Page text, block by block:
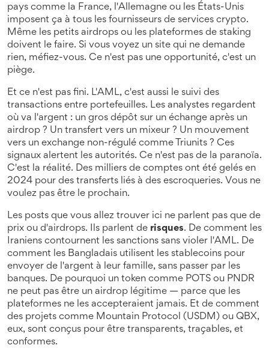
pays comme la France, l'Allemagne ou les États-Unis
imposent ça à tous les fournisseurs de services crypto.
Même les petits airdrops ou les plateformes de staking
doivent le faire. Si vous voyez un site qui ne demande
rien, méfiez-vous. Ce n'est pas une opportunité, c'est un
piège.
Et ce n'est pas fini. L'AML, c'est aussi le suivi des
transactions entre portefeuilles. Les analystes regardent
où va l'argent : un gros dépôt sur un échange après un
airdrop ? Un transfert vers un mixeur ? Un mouvement
vers un exchange non-régulé comme Triunits ? Ces
signaux alertent les autorités. Ce n'est pas de la paranoïa.
C'est la réalité. Des milliers de comptes ont été gelés en
2024 pour des transferts liés à des escroqueries. Vous ne
voulez pas être le prochain.
Les posts que vous allez trouver ici ne parlent pas que de
prix ou d'airdrops. Ils parlent de risques. De comment les
Iraniens contournent les sanctions sans violer l'AML. De
comment les Bangladais utilisent les stablecoins pour
envoyer de l'argent à leur famille, sans passer par les
banques. De pourquoi un token comme POTS ou PNDR
ne peut pas être un airdrop légitime — parce que les
plateformes ne les accepteraient jamais. Et de comment
des projets comme Mountain Protocol (USDM) ou QBX,
eux, sont conçus pour être transparents, traçables, et
conformes.